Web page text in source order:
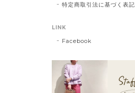
特定商取引法に基づく表記
LINK
Facebook